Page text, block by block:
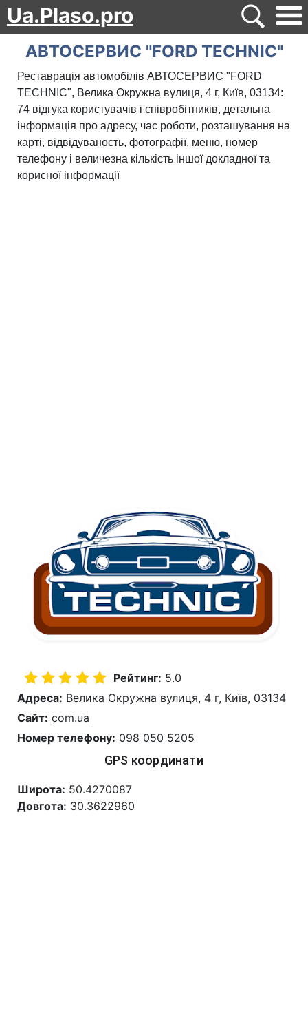
Ua.Plaso.pro
АВТОСЕРВИС "FORD TECHNIC"
Реставрація автомобілів АВТОСЕРВИС "FORD
TECHNIC", Велика Окружна вулиця, 4 г, Київ, 03134:
74 відгука користувачів і співробітників, детальна
інформація про адресу, час роботи, розташування на
карті, відвідуваность, фотографії, меню, номер
телефону і величезна кількість іншої докладної та
корисної інформації
Рейтинг: 5.0
Адреса: Велика Окружна вулиця, 4 г, Київ, 03134
Сайт: com.ua
Номер телефону: 098 050 5205
GPS координати
Широта: 50.4270087
Довгота: 30.3622960